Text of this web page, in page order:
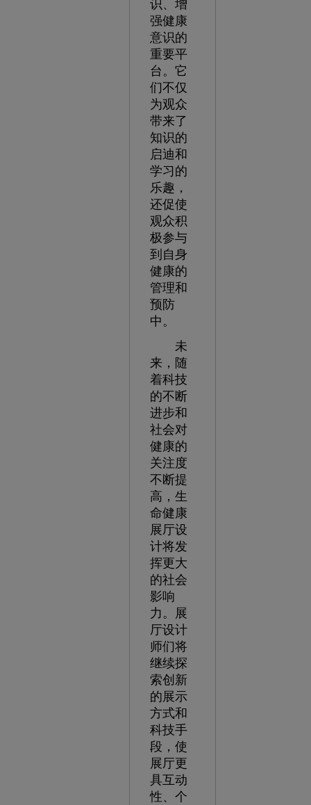
识、增
强健康
意识的
重要平
台。它
们不仅
为观众
带来了
知识的
启迪和
学习的
乐趣，
还促使
观众积
极参与
到自身
健康的
管理和
预防
中。
未
来，随
着科技
的不断
进步和
社会对
健康的
关注度
不断提
高，生
命健康
展厅设
计将发
挥更大
的社会
影响
力。展
厅设计
师们将
继续探
索创新
的展示
方式和
科技手
段，使
展厅更
具互动
性、个